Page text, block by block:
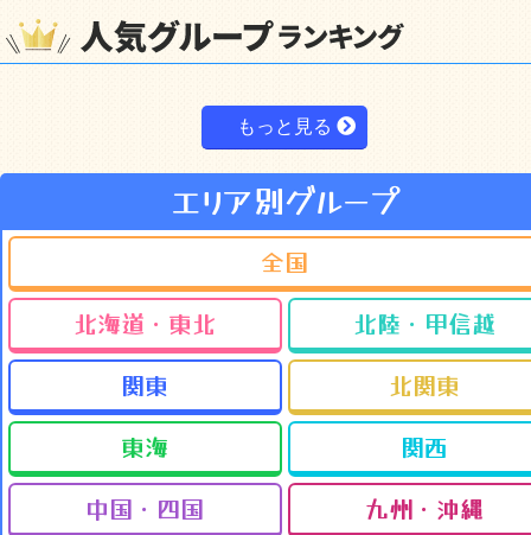
もっと見る
エリア別グループ
全国
北海道・東北
北陸・甲信越
関東
北関東
東海
関西
中国・四国
九州・沖縄